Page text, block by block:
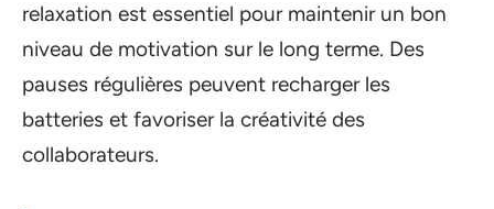
relaxation est essentiel pour maintenir un bon
niveau de motivation sur le long terme. Des
pauses régulières peuvent recharger les
batteries et favoriser la créativité des
collaborateurs.